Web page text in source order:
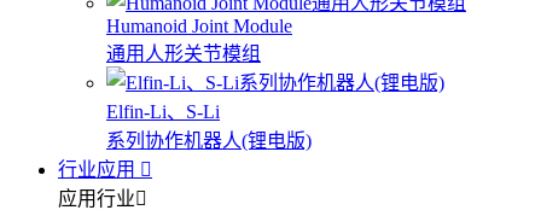
Humanoid Joint Module
通用人形关节模组
Elfin-Li、S-Li
系列协作机器人(锂电版)
行业应用
应用行业